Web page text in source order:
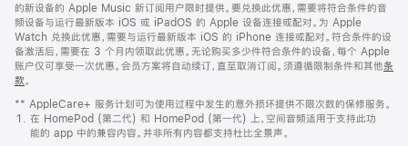
页
脚
的新设备的 Apple Music 新订阅用户限时提供。要兑换此优惠，需要将符合条件的音
频设备与运行最新版本 iOS 或 iPadOS 的 Apple 设备连接或配对。为 Apple
Watch 兑换此优惠，需要与运行最新版本 iOS 的 iPhone 连接或配对。符合条件的设
备激活后，需要在 3 个月内领取此优惠。无论购买多少件符合条件的设备，每个 Apple
账户仅可享受一次优惠。会员方案将自动续订，直至取消订阅。须遵循限制条件和其他条
款。
窗
口
中
** AppleCare+ 服务计划可为使用过程中发生的意外损坏提供不限次数的保修服务。
在 HomePod (第二代) 和 HomePod (第一代) 上，空间音频适用于支持此功
能的 app 中的兼容内容。并非所有内容都支持杜比全景声。